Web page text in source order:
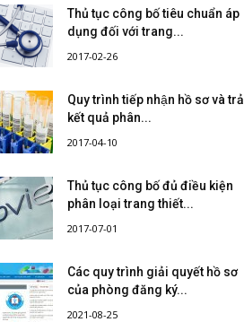
Thủ tục công bố tiêu chuẩn áp
dụng đối với trang...
2017-02-26
Quy trình tiếp nhận hồ sơ và trả
kết quả phân...
2017-04-10
Thủ tục công bố đủ điều kiện
phân loại trang thiết...
2017-07-01
Các quy trình giải quyết hồ sơ
của phòng đăng ký...
2021-08-25